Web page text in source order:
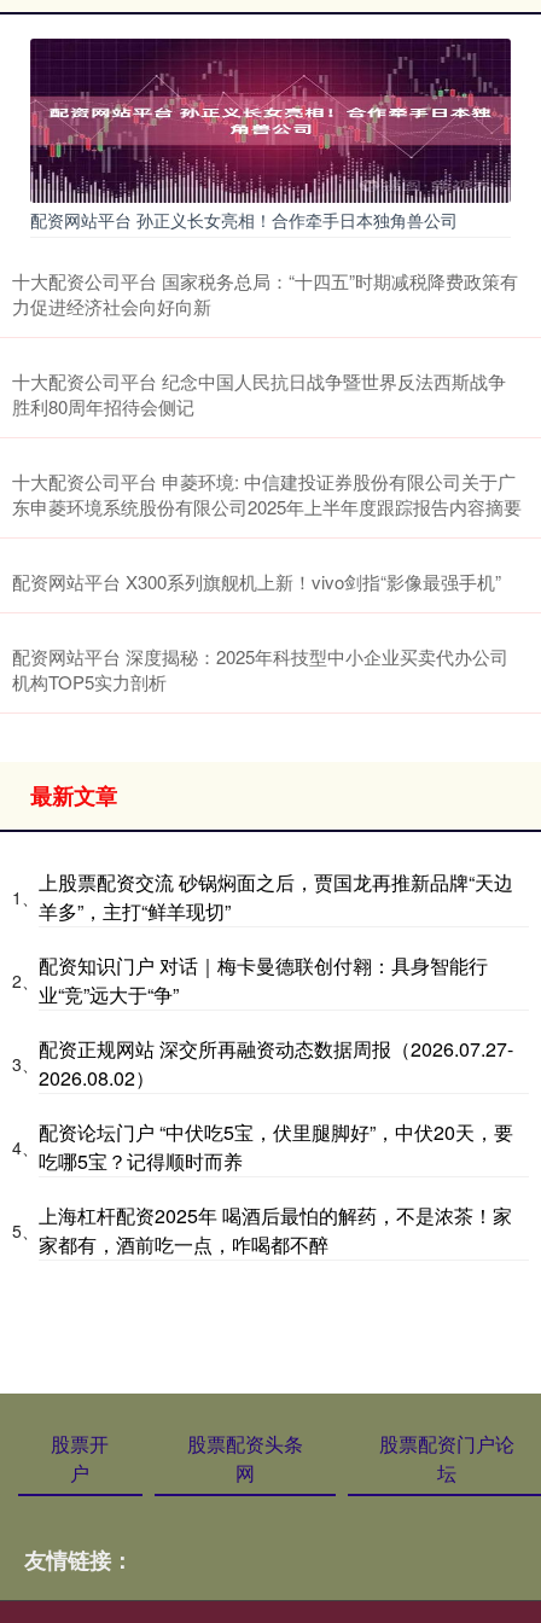
配资网站平台 孙正义长女亮相！合作牵手日本独角兽公司
十大配资公司平台 国家税务总局：“十四五”时期减税降费政策有
力促进经济社会向好向新
十大配资公司平台 纪念中国人民抗日战争暨世界反法西斯战争
胜利80周年招待会侧记
十大配资公司平台 申菱环境: 中信建投证券股份有限公司关于广
东申菱环境系统股份有限公司2025年上半年度跟踪报告内容摘要
配资网站平台 X300系列旗舰机上新！vivo剑指“影像最强手机”
配资网站平台 深度揭秘：2025年科技型中小企业买卖代办公司
机构TOP5实力剖析
最新文章
1、
上股票配资交流 砂锅焖面之后，贾国龙再推新品牌“天边
羊多”，主打“鲜羊现切”
2、
配资知识门户 对话｜梅卡曼德联创付翱：具身智能行
业“竞”远大于“争”
3、
配资正规网站 深交所再融资动态数据周报（2026.07.27-
2026.08.02）
4、
配资论坛门户 “中伏吃5宝，伏里腿脚好”，中伏20天，要
吃哪5宝？记得顺时而养
5、
上海杠杆配资2025年 喝酒后最怕的解药，不是浓茶！家
家都有，酒前吃一点，咋喝都不醉
股票开
户
股票配资头条
网
股票配资门户论
坛
友情链接：